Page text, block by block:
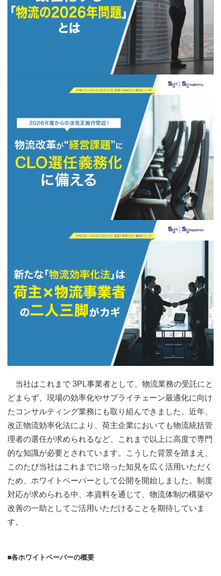
当社はこれまで 3PL事業者として、物流業務の受託にと
どまらず、現場の効率化やサプライチェーン最適化に向け
たコンサルティング業務にも取り組んできました。近年、
改正物流効率化法により、荷主企業においても物流統括管
理者の選任が求められるなど、これまで以上に高度で専門
的な知識が必要とされています。こうした背景を踏まえ、
このたび当社はこれまでに培った知見を広く活用いただく
ため、ホワイトペーパーとして公開を開始しました。制度
対応が求められる中、本資料を通じて、物流体制の構築や
改善の一助としてご活用いただけることを期待していま
す。
■各ホワイトペーパーの概要